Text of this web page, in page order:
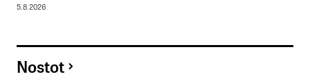
5.8.2026
Nostot